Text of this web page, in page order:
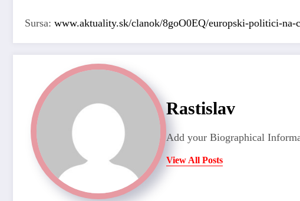
Sursa: www.aktuality.sk/clanok/8goO0EQ/europski-politici-
Rastislav
Add your Biographical
View All Posts